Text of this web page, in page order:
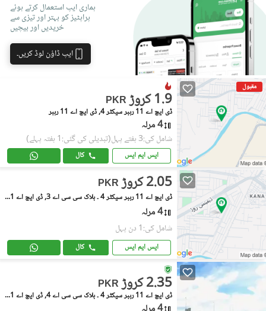
ہماری ایپ استعمال کرتے ہوئے
پراپٹیز کو بہتر اور تیزی سے
خریدیں اور بیچیں
ایپ ڈاؤن لوڈ کریں۔
مقبول
PKR 1.9 کروڑ
ڈی ایچ اے 11 رہبر سیکٹر 4, ڈی ایچ اے 11 رہبر
4 مرلہ
شامل کی:3 ہفتے پہل (تبدیلی کی گئی:1 ہفتہ پہلے)
ایس ایم ایس کال
PKR 2.05 کروڑ
ڈی ایچ اے 11 رہبر سیکٹر 4 ۔ بلاک سی سی اے 3, ڈی ایچ اے 11 رہبر سیکٹر 4
4 مرلہ
شامل کی:1 دن پہل
ایس ایم ایس کال
PKR 2.35 کروڑ
ڈی ایچ اے 11 رہبر سیکٹر 4 ۔ بلاک سی سی اے 4, ڈی ایچ اے 11 رہبر سیکٹر 4